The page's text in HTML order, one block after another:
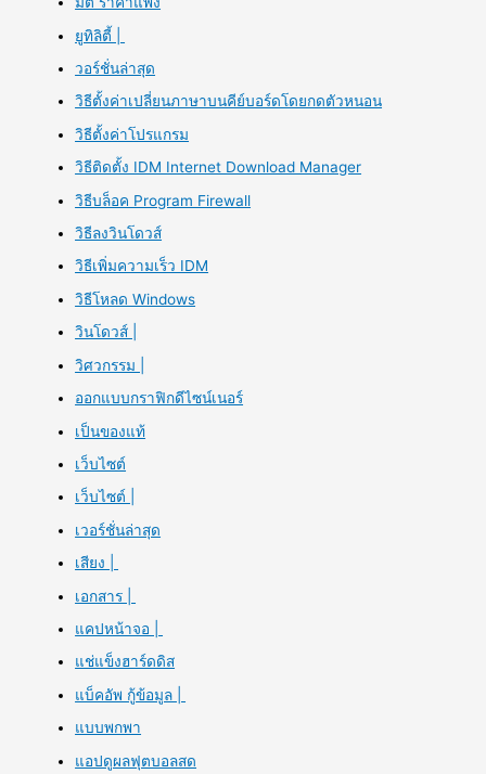
ยูทิลิตี้ |
วอร์ชั่นล่าสุด
วิธีตั้งค่าเปลี่ยนภาษาบนคีย์บอร์ดโดยกดตัวหนอน
วิธีตั้งค่าโปรแกรม
วิธีติดตั้ง IDM Internet Download Manager
วิธีบล็อค Program Firewall
วิธีลงวินโดวส์
วิธีเพิ่มความเร็ว IDM
วิธีโหลด Windows
วินโดวส์ |
วิศวกรรม |
ออกแบบกราฟิกดีไซน์เนอร์
เป็นของแท้
เว็บไซต์
เว็บไซต์ |
เวอร์ชั่นล่าสุด
เสียง |
เอกสาร |
แคปหน้าจอ |
แช่แข็งฮาร์ดดิส
แบ็คอัพ กู้ข้อมูล |
แบบพกพา
แอปดูผลฟุตบอลสด